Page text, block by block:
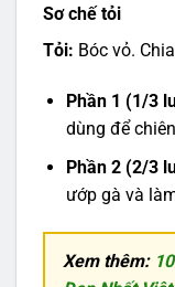
Sơ chế tỏi
Tỏi: Bóc vỏ.
Phần 1 (1/3
dùng để
Phần 2 (2/3
ướp gà và
Xem thêm: